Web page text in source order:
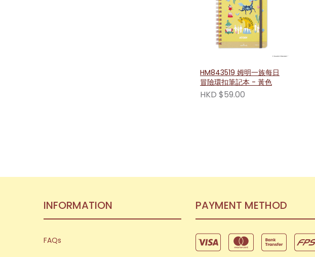
HM843519 姆明一族每日
冒險環扣筆記本 - 黃色
HKD $59.00
INFORMATION
FAQs
PAYMENT METHOD